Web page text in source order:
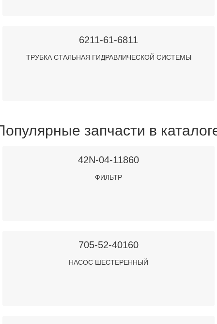
6211-61-6811
ТРУБКА СТАЛЬНАЯ ГИДРАВЛИЧЕСКОЙ СИСТЕМЫ
запчасти в
42N-04-11860
ФИЛЬТР
705-52-40160
НАСОС ШЕСТЕРЕННЫЙ